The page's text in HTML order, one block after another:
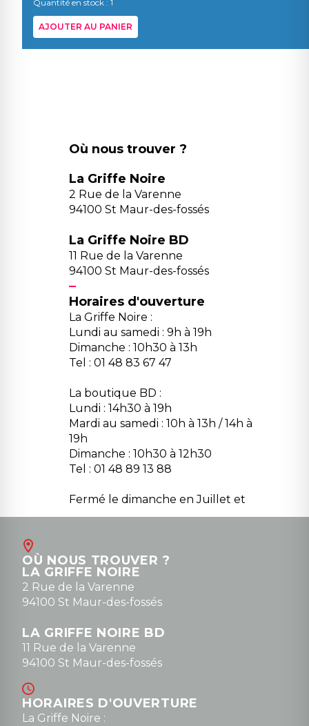
Quantité en stock : 1
AJOUTER AU PANIER
Où nous trouver ?
La Griffe Noire
2 Rue de la Varenne
94100 St Maur-des-fossés
La Griffe Noire BD
11 Rue de la Varenne
94100 St Maur-des-fossés
Horaires d'ouverture
La Griffe Noire :
Lundi au samedi : 9h à 19h
Dimanche : 10h30 à 13h
Tel : 01 48 83 67 47
La boutique BD :
Lundi : 14h30 à 19h
Mardi au samedi : 10h à 13h / 14h à
19h
Dimanche : 10h30 à 12h30
Tel : 01 48 89 13 88
Fermé le dimanche en Juillet et
Août
contact@la-griffe-noire.com
0148836747
OÙ NOUS TROUVER ?
LA GRIFFE NOIRE
2 Rue de la Varenne
94100 St Maur-des-fossés
LA GRIFFE NOIRE BD
11 Rue de la Varenne
94100 St Maur-des-fossés
HORAIRES D'OUVERTURE
La Griffe Noire :